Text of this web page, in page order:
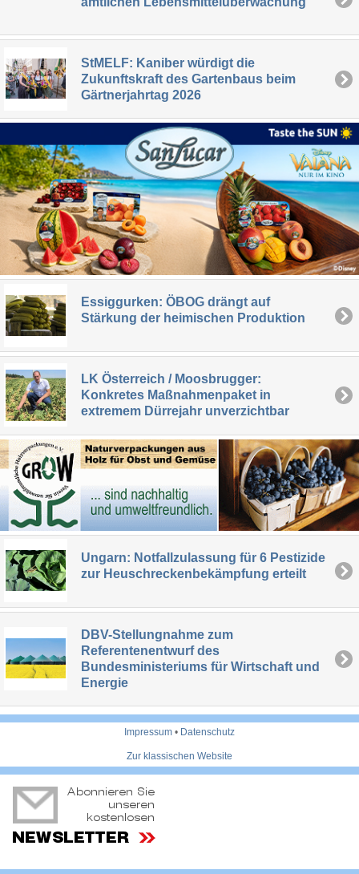
StMELF: Kaniber würdigt die
Zukunftskraft des Gartenbaus beim
Gärtnerjahrtag 2026
Essiggurken: ÖBOG drängt auf
Stärkung der heimischen Produktion
LK Österreich / Moosbrugger:
Konkretes Maßnahmenpaket in
extremem Dürrejahr unverzichtbar
Ungarn: Notfallzulassung für 6 Pestizide
zur Heuschreckenbekämpfung erteilt
DBV-Stellungnahme zum
Referentenentwurf des
Bundesministeriums für Wirtschaft und
Energie
Impressum • Datenschutz
Zur klassischen Website